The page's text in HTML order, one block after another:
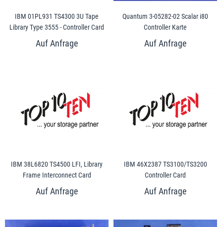
IBM 01PL931 TS4300 3U Tape
Library Type 3555 - Controller Card
Quantum 3-05282-02 Scalar i80
Controller Karte
IBM 38L6820 TS4500 LFI, Library
Frame Interconnect Card
IBM 46X2387 TS3100/TS3200
Controller Card